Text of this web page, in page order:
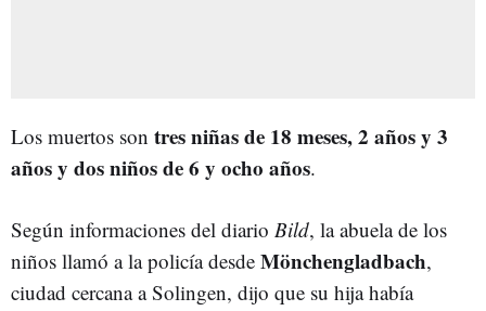
Los muertos son tres niñas de 18 meses, 2 años y 3
años y dos niños de 6 y ocho años.
Según informaciones del diario Bild, la abuela de los
niños llamó a la policía desde Mönchengladbach,
ciudad cercana a Solingen, dijo que su hija había